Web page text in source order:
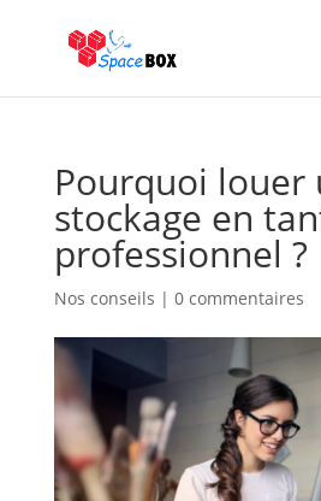
Pourquoi louer
stockage en
professionnel ?
Nos conseils | 0 commentaires